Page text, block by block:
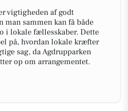
vigtigheden af godt
man sammen kan få både
i lokale fællesskaber. Dette
på, hvordan lokale kræfter
sag, da Agdrupparken
op om arrangementet.